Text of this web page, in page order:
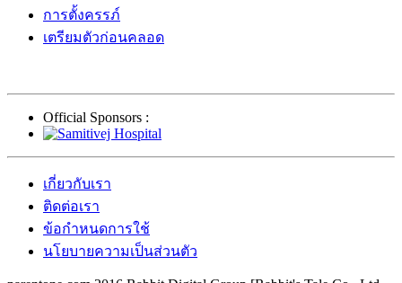
การตั้งครรภ์
เตรียมตัวก่อนคลอด
Official Sponsors :
เกี่ยวกับเรา
ติดต่อเรา
ข้อกำหนดการใช้
นโยบายความเป็นส่วนตัว